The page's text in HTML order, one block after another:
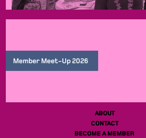
Member Meet-Up 2026
ABOUT
CONTACT
BECOME A MEMBER